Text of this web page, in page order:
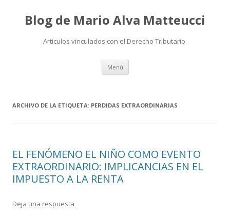
Blog de Mario Alva Matteucci
Artículos vinculados con el Derecho Tributario.
Menú Ir
contenido
ARCHIVO DE LA ETIQUETA: PERDIDAS EXTRAORDINARIAS
EL FENÓMENO EL NIÑO COMO EVENTO
EXTRAORDINARIO: IMPLICANCIAS EN EL
IMPUESTO A LA RENTA
Deja una respuesta